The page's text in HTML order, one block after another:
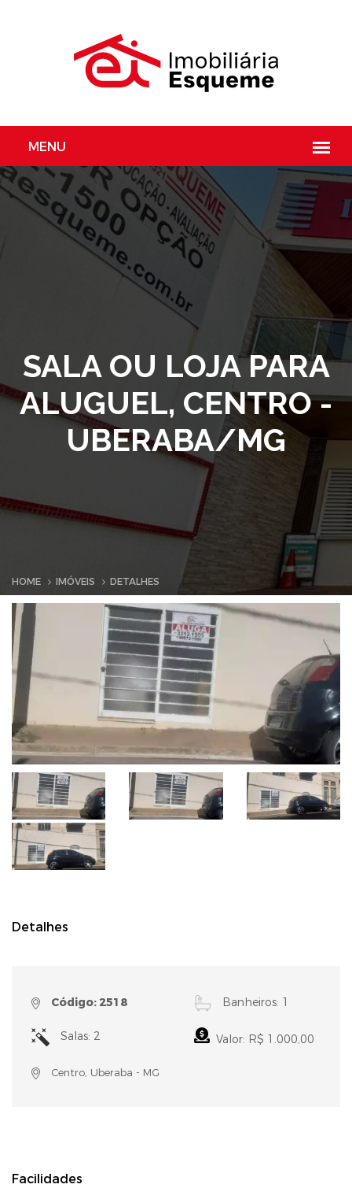
SALA OU LOJA PARA
ALUGUEL, CENTRO -
UBERABA/MG
HOME IMÓVEIS DETALHES
Detalhes
Código: 2518 Banheiros: 1
Salas: 2 Valor: R$ 1.000,00
Centro, Uberaba - MG
Facilidades